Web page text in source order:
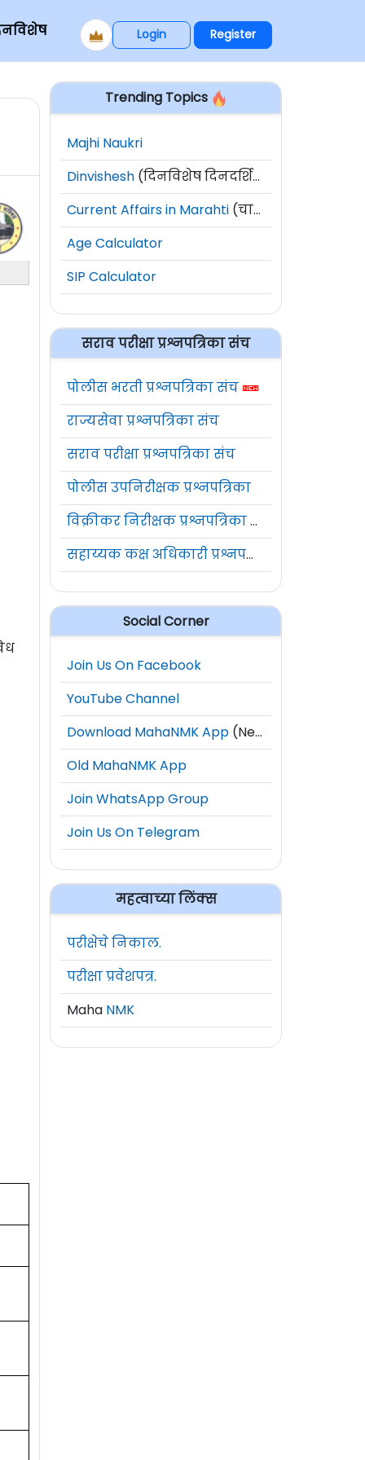
Login Register
Trending Topics
Majhi Naukri
Dinvishesh (दिनविशेष दिनदर्शिका)
Current Affairs in Marahti (चालू घडामोडी)
Age Calculator
SIP Calculator
सराव परीक्षा प्रश्नपत्रिका संच
पोलीस भरती प्रश्नपत्रिका संच
राज्यसेवा प्रश्नपत्रिका संच
सराव परीक्षा प्रश्नपत्रिका संच
पोलीस उपनिरीक्षक प्रश्नपत्रिका
विक्रीकर निरीक्षक प्रश्नपत्रिका संच
सहाय्यक कक्ष अधिकारी प्रश्नपत्रिका संच
Social Corner
Join Us On Facebook
YouTube Channel
Download MahaNMK App (New)
Old MahaNMK App
Join WhatsApp Group
Join Us On Telegram
महत्वाच्या लिंक्स
परीक्षेचे निकाल.
परीक्षा प्रवेशपत्र.
Maha NMK